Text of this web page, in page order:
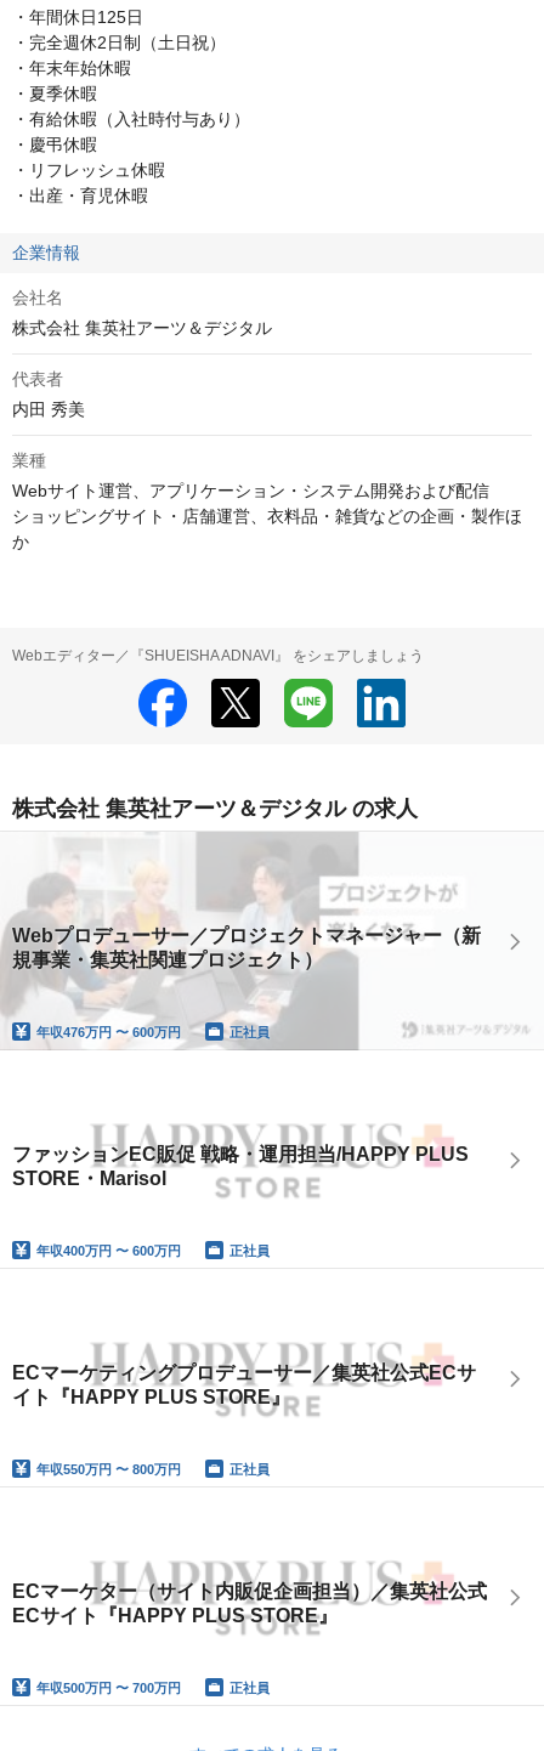
・年間休日125日
・完全週休2日制（土日祝）
・年末年始休暇
・夏季休暇
・有給休暇（入社時付与あり）
・慶弔休暇
・リフレッシュ休暇
・出産・育児休暇
企業情報
会社名
株式会社 集英社アーツ＆デジタル
代表者
内田 秀美
業種
Webサイト運営、アプリケーション・システム開発および配信
ショッピングサイト・店舗運営、衣料品・雑貨などの企画・製作ほ
か
Webエディター／『SHUEISHA ADNAVI』 をシェアしましょう
株式会社 集英社アーツ＆デジタル の求人
Webプロデューサー／プロジェクトマネージャー（新
規事業・集英社関連プロジェクト）
年収476万円 〜 600万円 正社員
ファッションEC販促 戦略・運用担当/HAPPY PLUS
STORE・Marisol
年収400万円 〜 600万円 正社員
ECマーケティングプロデューサー／集英社公式ECサ
イト『HAPPY PLUS STORE』
年収550万円 〜 800万円 正社員
ECマーケター（サイト内販促企画担当）／集英社公式
ECサイト『HAPPY PLUS STORE』
年収500万円 〜 700万円 正社員